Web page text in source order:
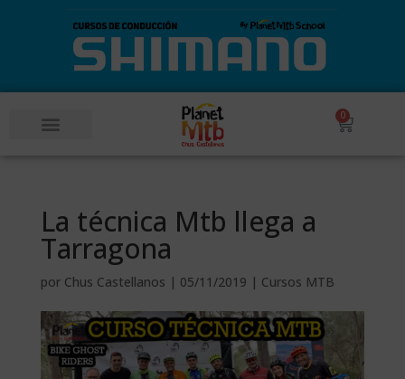
0
La técnica Mtb llega a
Tarragona
por Chus Castellanos | 05/11/2019 | Cursos MTB